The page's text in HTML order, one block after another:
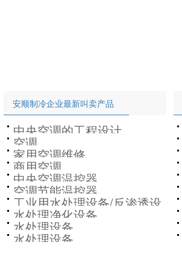
安顺制冷企业最新叫卖产品
中央空调的工程设计
空调
家用空调维修
商用空调
中央空调温控器
空调节能温控器
工业用水处理设备/反渗透设
备
水处理净化设备
水处理设备
水处理设备